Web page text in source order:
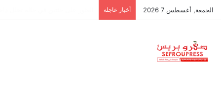
الجمعة, أغسطس 7 2026 أخبار عاجلة